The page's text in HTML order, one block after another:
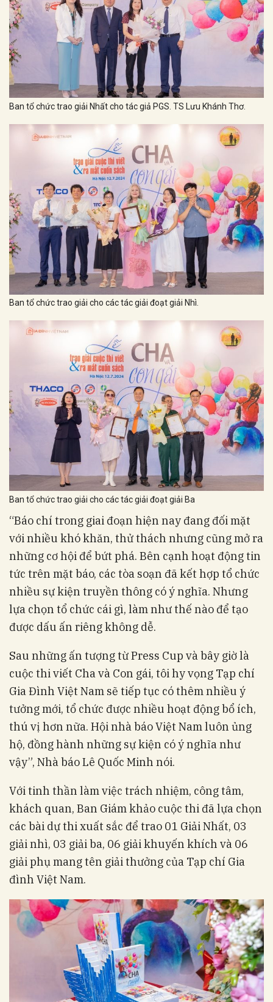
Ban tổ chức trao giải Nhất cho tác giả PGS. TS Lưu Khánh Thơ.
Ban tổ chức trao giải cho các tác giải đoạt giải Nhì.
Ban tổ chức trao giải cho các tác giải đoạt giải Ba
“Báo chí trong giai đoạn hiện nay đang đối mặt
với nhiều khó khăn, thử thách nhưng cũng mở ra
những cơ hội để bứt phá. Bên cạnh hoạt động tin
tức trên mặt báo, các tòa soạn đã kết hợp tổ chức
nhiều sự kiện truyền thông có ý nghĩa. Nhưng
lựa chọn tổ chức cái gì, làm như thế nào để tạo
được dấu ấn riêng không dễ.
Sau những ấn tượng từ Press Cup và bây giờ là
cuộc thi viết Cha và Con gái, tôi hy vọng Tạp chí
Gia Đình Việt Nam sẽ tiếp tục có thêm nhiều ý
tưởng mới, tổ chức được nhiều hoạt động bổ ích,
thú vị hơn nữa. Hội nhà báo Việt Nam luôn ủng
hộ, đồng hành những sự kiện có ý nghĩa như
vậy”, Nhà báo Lê Quốc Minh nói.
Với tinh thần làm việc trách nhiệm, công tâm,
khách quan, Ban Giám khảo cuộc thi đã lựa chọn
các bài dự thi xuất sắc để trao 01 Giải Nhất, 03
giải nhì, 03 giải ba, 06 giải khuyến khích và 06
giải phụ mang tên giải thưởng của Tạp chí Gia
đình Việt Nam.